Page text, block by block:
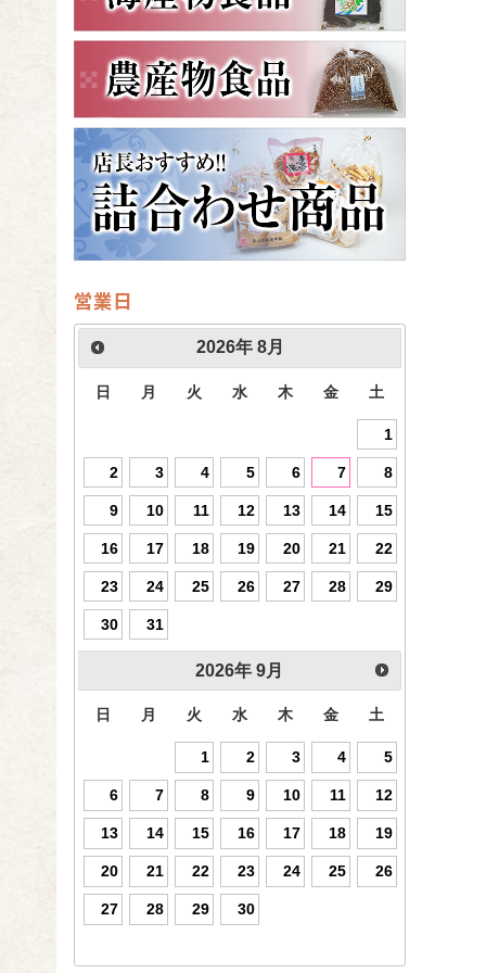
営業日
2026年 8月
日 月 火 水 木 金 土
1
2 3 4 5 6 7 8
9 10 11 12 13 14 15
16 17 18 19 20 21 22
23 24 25 26 27 28 29
30 31
2026年 9月
日 月 火 水 木 金 土
1 2 3 4 5
6 7 8 9 10 11 12
13 14 15 16 17 18 19
20 21 22 23 24 25 26
27 28 29 30